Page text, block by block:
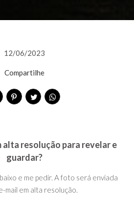
12/06/2023
Compartilhe
alta resolução para revelar e
guardar?
e me pedir. A foto será enviada
mail em alta resolução.